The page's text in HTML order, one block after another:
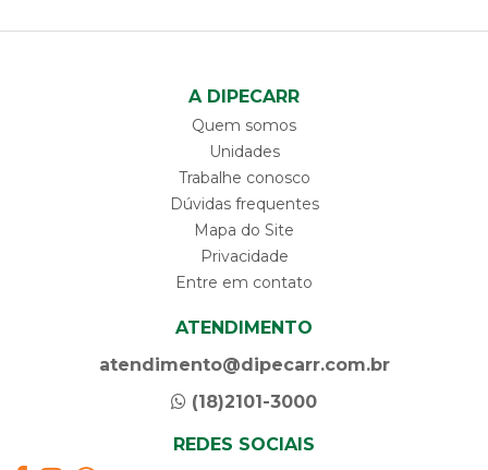
A DIPECARR
Quem somos
Unidades
Trabalhe conosco
Dúvidas frequentes
Mapa do Site
Privacidade
Entre em contato
ATENDIMENTO
atendimento@dipecarr.com.br
(18)2101-3000
REDES SOCIAIS